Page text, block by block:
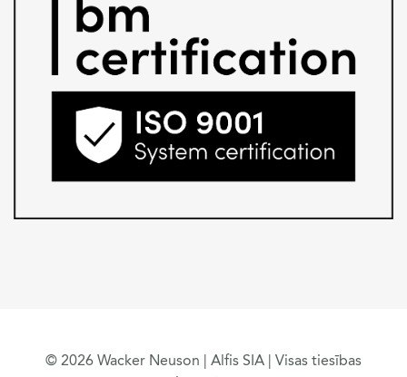
© 2026 Wacker Neuson | Alfis SIA | Visas tiesības